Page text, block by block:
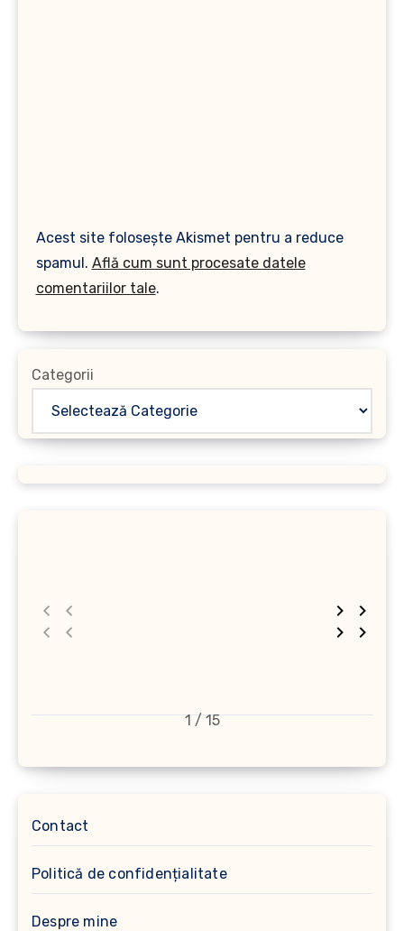
Acest site folosește Akismet pentru a reduce
spamul. Află cum sunt procesate datele
comentariilor tale.
Categorii
1 / 15
Contact
Politică de confidențialitate
Despre mine